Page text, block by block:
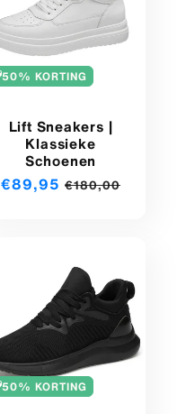
50% KORTING
Lift Sneakers |
Klassieke
Schoenen
Aanbiedingsprijs
€89,95 Normale
€180,00
50% KORTING